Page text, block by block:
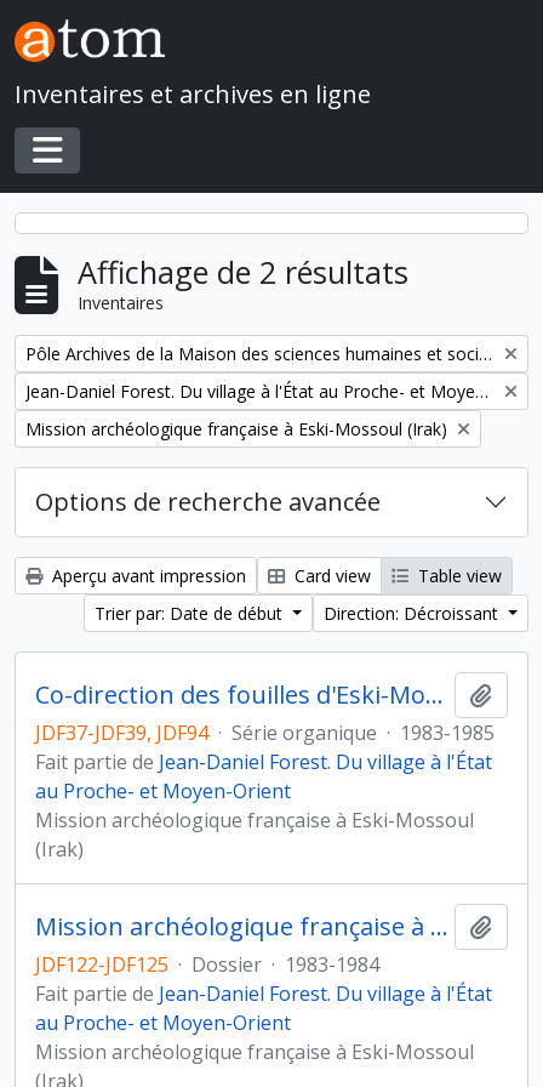
Skip to main content
Inventaires et archives en ligne
Toggle navigation
Affichage de 2 résultats
Inventaires
Remove filter:
Pôle Archives de la Maison des sciences humaines et sociales Mondes
Remove filter:
Jean-Daniel Forest. Du village à l'État au Proche- et Moyen-Orient
Remove filter:
Mission archéologique française à Eski-Mossoul (Irak)
Options de recherche avancée
Aperçu avant impression Card view
Table view
Trier par: Date de début
Direction: Décroissant
Co-direction des fouilles d'Eski-Mossoul (Irak)
JDF37-JDF39, JDF94 · Série organique · 1983-1985
Fait partie de Jean-Daniel Forest. Du village à l'État
au Proche- et Moyen-Orient
Mission archéologique française à Eski-Mossoul
(Irak)
Mission archéologique française à Eski-Mossoul (Irak)
JDF122-JDF125 · Dossier · 1983-1984
Fait partie de Jean-Daniel Forest. Du village à l'État
au Proche- et Moyen-Orient
Mission archéologique française à Eski-Mossoul
(Irak)